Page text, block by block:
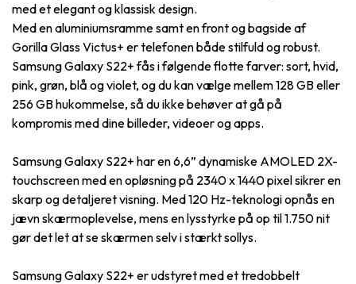
med et elegant og klassisk design.
Med en aluminiumsramme samt en front og bagside af
Gorilla Glass Victus+ er telefonen både stilfuld og robust.
Samsung Galaxy S22+ fås i følgende flotte farver: sort, hvid,
pink, grøn, blå og violet, og du kan vælge mellem 128 GB eller
256 GB hukommelse, så du ikke behøver at gå på
kompromis med dine billeder, videoer og apps.
Samsung Galaxy S22+ har en 6,6” dynamiske AMOLED 2X-
touchscreen med en opløsning på 2340 x 1440 pixel sikrer en
skarp og detaljeret visning. Med 120 Hz-teknologi opnås en
jævn skærmoplevelse, mens en lysstyrke på op til 1.750 nit
gør det let at se skærmen selv i stærkt sollys.
Samsung Galaxy S22+ er udstyret med et tredobbelt